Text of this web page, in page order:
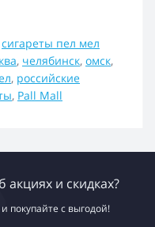
сигареты пел мел
, челябинск, омск,
, российские
, Pall Mall
акциях и скидках?
покупайте с выгодой!